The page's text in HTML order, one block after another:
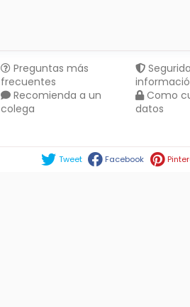
Preguntas más
frecuentes
Recomienda a un
colega
Como
datos
Tweet Facebook